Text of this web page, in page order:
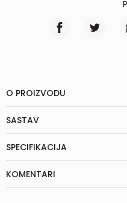
O PROIZVODU
SASTAV
SPECIFIKACIJA
KOMENTARI